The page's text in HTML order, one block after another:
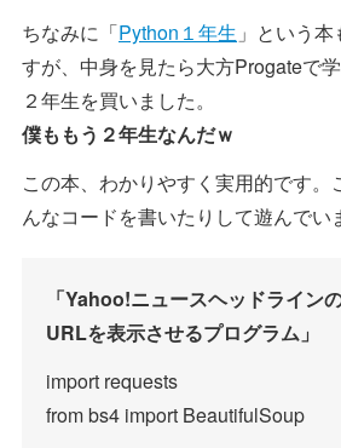
ちなみに「Python１年生 」という
すが、中身を見たら大方Progateで学
２年生を買いました。
僕ももう２年生なんだｗ
この本、わかりやすく実用的です。
んなコードを書いたりして遊んでい
「Yahoo!ニュースヘッドライン
URLを表示させるプログラム」
import requests
from bs4 import BeautifulSoup